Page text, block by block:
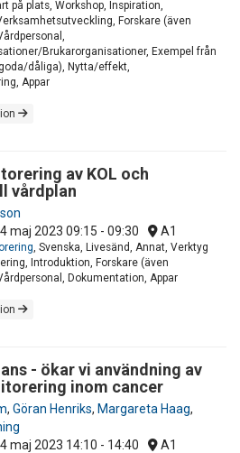
på plats, Workshop, Inspiration,
Forskare (även
Brukarorganisationer, Exempel från
dåliga), Nytta/effekt,
Appar
av KOL och
vårdplan
maj 2023 09:15 - 09:30 A1
, Svenska, Livesänd, Annat, Verktyg
Introduktion, Forskare (även
Dokumentation, Appar
- ökar vi användning av
inom cancer
, Göran Henriks, Margareta Haag,
maj 2023 14:10 - 14:40 A1